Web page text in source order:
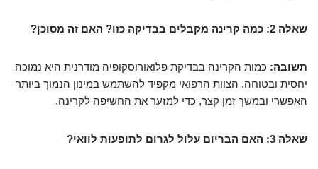
שאלה 2: כמה קרינה מקבלים בבדיקה כזו? האם זה מסוכן?
תשובה: כמות הקרינה בבדיקת פלואורוסקופיה מודרנית היא נמוכה
יחסית ובטוחה. הצוות הרפואי מקפיד להשתמש במינון הנמוך ביותר
האפשרי ובמשך זמן קצר, כדי למזער את החשיפה לקרינה.
שאלה 3: האם הבריום עלול לגרום לתופעות לוואי?